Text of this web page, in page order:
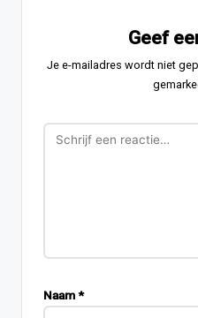
Geef
Je e-mailadres wordt niet
Naam*